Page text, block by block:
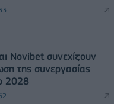
Novibet συνεχίζουν
της συνεργασίας
2028